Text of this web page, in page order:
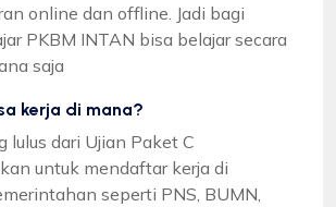
online dan offline. Jadi bagi
PKBM INTAN bisa belajar secara
saja
kerja di mana?
lulus dari Ujian Paket C
untuk mendaftar kerja di
seperti PNS, BUMN,